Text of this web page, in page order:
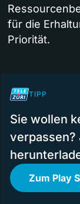
für die
Priorität.
TIPP
Sie wollen
verpassen?
Zum Play